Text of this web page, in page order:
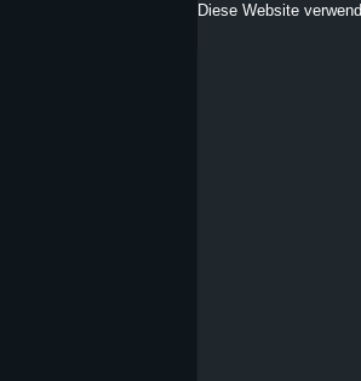
Diese Website